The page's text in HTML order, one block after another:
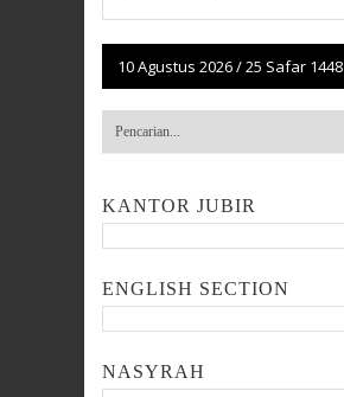
10 Agustus 2026/25 Safar 1448
KANTOR JUBIR
ENGLISH SECTION
NASYRAH